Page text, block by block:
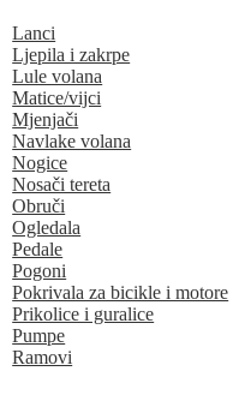
Lanci
Ljepila i zakrpe
Lule volana
Matice/vijci
Mjenjači
Navlake volana
Nogice
Nosači tereta
Obruči
Ogledala
Pedale
Pogoni
Pokrivala za bicikle i motore
Prikolice i guralice
Pumpe
Ramovi